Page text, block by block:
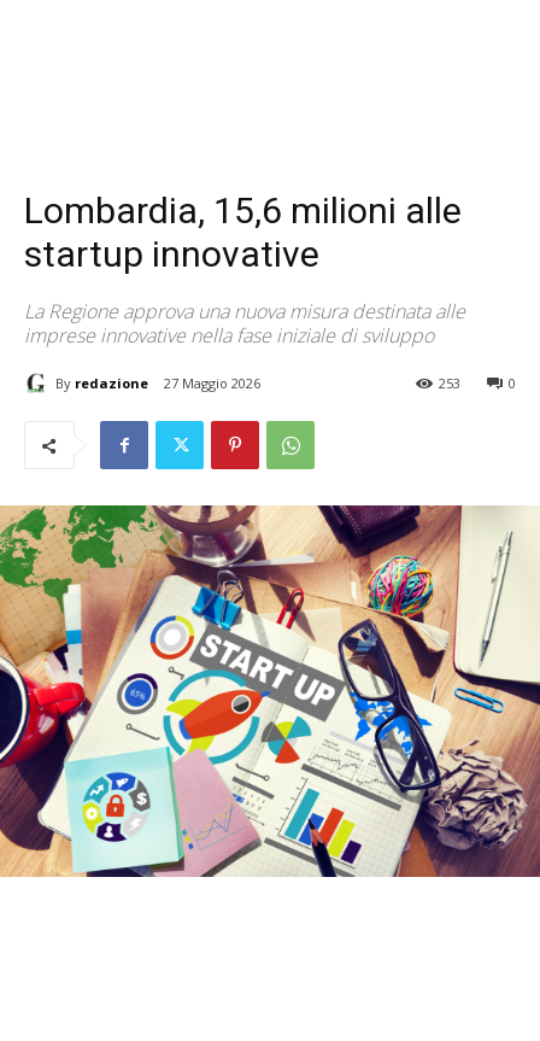
Lombardia, 15,6 milioni alle
startup innovative
La Regione approva una nuova misura destinata alle
imprese innovative nella fase iniziale di sviluppo
By redazione 27 Maggio 2026 0
253